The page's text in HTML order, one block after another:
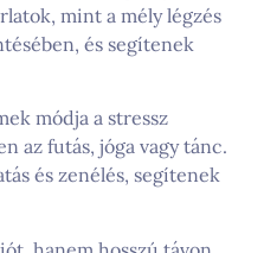
mint a mély légzés
és segítenek
módja a stressz
az futás, jóga vagy tánc.
és zenélés, segítenek